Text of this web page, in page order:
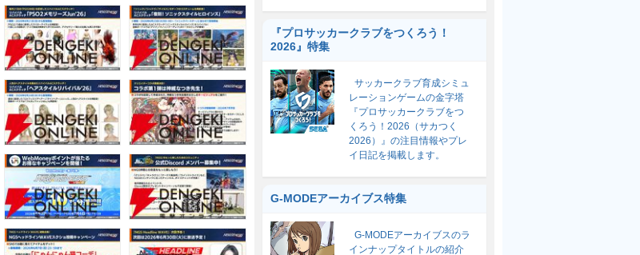
『プロサッカークラブをつくろう！
2026』特集
サッカークラブ育成シミュ
レーションゲームの金字塔
『プロサッカークラブをつ
くろう！2026（サカつく
2026）』の注目情報やプレ
イ日記を掲載します。
G-MODEアーカイブス特集
G-MODEアーカイブスのラ
インナップタイトルの紹介